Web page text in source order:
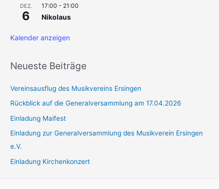
DEZ.
6
17:00 - 21:00
Nikolaus
Kalender anzeigen
Neueste Beiträge
Vereinsausflug des Musikvereins Ersingen
Rückblick auf die Generalversammlung am 17.04.2026
Einladung Maifest
Einladung zur Generalversammlung des Musikverein Ersingen
e.V.
Einladung Kirchenkonzert